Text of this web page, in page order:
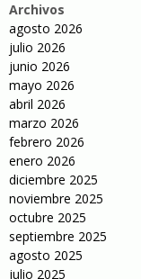
Archivos
agosto 2026
julio 2026
junio 2026
mayo 2026
abril 2026
marzo 2026
febrero 2026
enero 2026
diciembre 2025
noviembre 2025
octubre 2025
septiembre 2025
agosto 2025
julio 2025